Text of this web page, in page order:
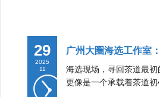
29
2025
11
广州大圈海选工作室
海选现场，寻回茶道最
更像是一个承载着茶道